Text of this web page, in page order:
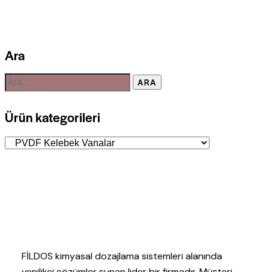
Ara
Ürün kategorileri
FİLDOS kimyasal dozajlama sistemleri alanında